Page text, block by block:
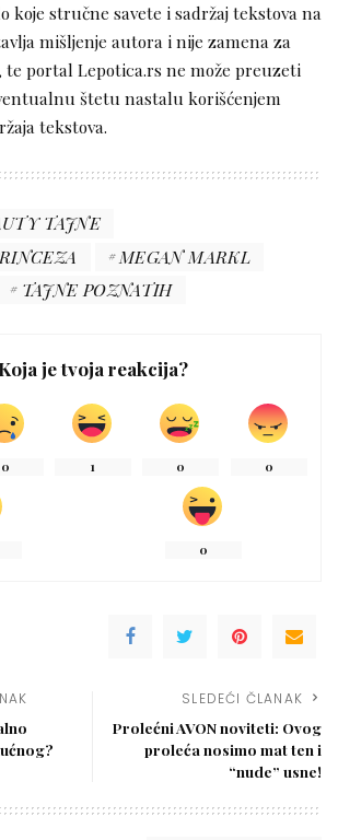
koje stručne savete i sadržaj tekstova na
mišljenje autora i nije zamena za
portal Lepotica.rs ne može preuzeti
štetu nastalu korišćenjem
tekstova.
TAJNE
MEGAN MARKL
TAJNE POZNATIH
Koja je tvoja reakcija?
0 1 0 0
0
SLEDEĆI ČLANAK
Prolećni AVON noviteti: Ovog
proleća nosimo mat ten i
“nude” usne!